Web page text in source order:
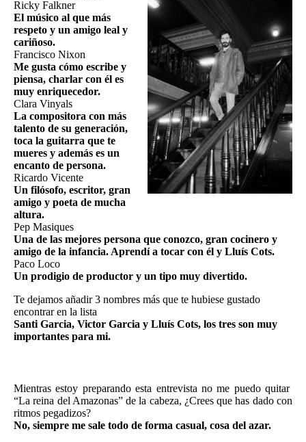
Ricky Falkner
El músico al que más
respeto y un amigo leal y
cariñoso.
Francisco Nixon
Me gusta cómo escribe y
piensa, charlar con él es
muy enriquecedor.
Clara Vinyals
La compositora con más
talento de su generación,
toca la guitarra que te
mueres y además es un
encanto de persona.
Ricardo Vicente
Un filósofo, escritor, gran
amigo y poeta de mucha
altura.
Pep Masiques
Una de las mejores persona que conozco, gran cocinero y
amigo de la infancia. Aprendí a tocar con él y Lluís Cots.
Paco Loco
Un prodigio de productor y un tipo muy divertido.
Te dejamos añadir 3 nombres más que te hubiese gustado
encontrar en la lista
Santi Garcia, Victor Garcia y Lluís Cots, los tres son muy
importantes para mi.
Mientras estoy preparando esta entrevista no me puedo quitar
“La reina del Amazonas” de la cabeza, ¿Crees que has dado con
ritmos pegadizos?
No, siempre me sale todo de forma casual, cosa del azar.